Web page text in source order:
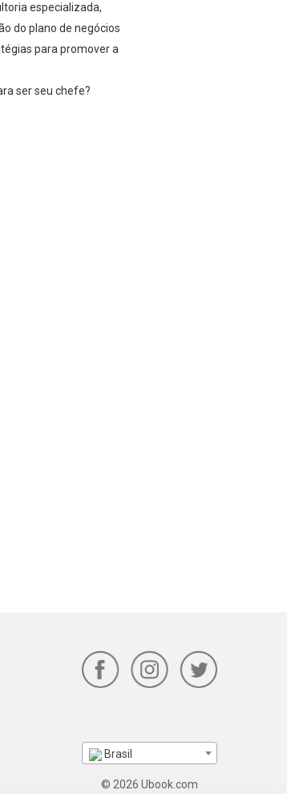
especializada,
do plano de negócios
para promover a
ser seu chefe?
Brasil
© 2026 Ubook.com